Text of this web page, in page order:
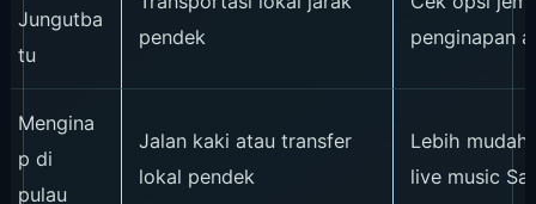
Jungutba
tu
pendek
penginapan
Mengina
p di
pulau
Jalan kaki atau transfer
lokal pendek
Lebih
live music